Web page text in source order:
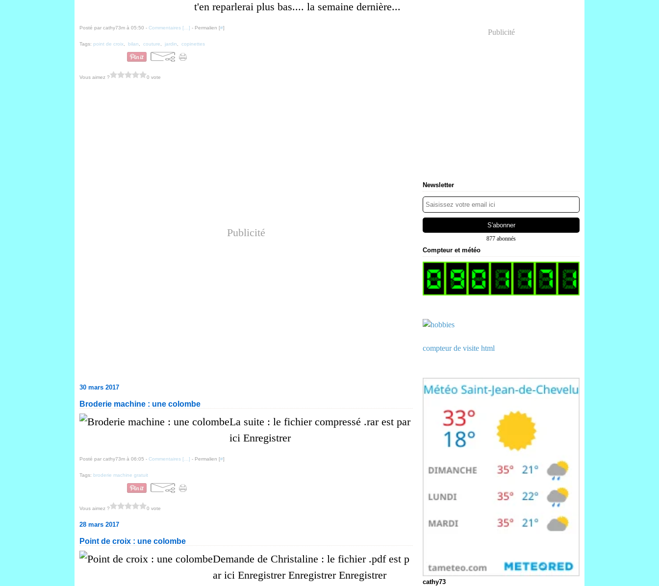
t'en reparlerai plus bas.... la semaine dernière...
Posté par cathy73m à 05:50 - Commentaires [ ] - Permalien [#]
Tags: point de croix bilan couture jardin copinettes
Vous aimez ? 0 vote
Publicité
30 mars 2017
Broderie machine : une colombe
La suite : le fichier compressé .rar est par
ici Enregistrer
Posté par cathy73m à 06:05 - Commentaires [ ] - Permalien [#]
Tags: broderie machine gratuit
Vous aimez ? 0 vote
28 mars 2017
Point de croix : une colombe
Demande de Christaline : le fichier .pdf est p
ar ici Enregistrer Enregistrer Enregistrer
Publicité
Newsletter
877 abonnés
Compteur et météo
compteur de visite html
cathy73